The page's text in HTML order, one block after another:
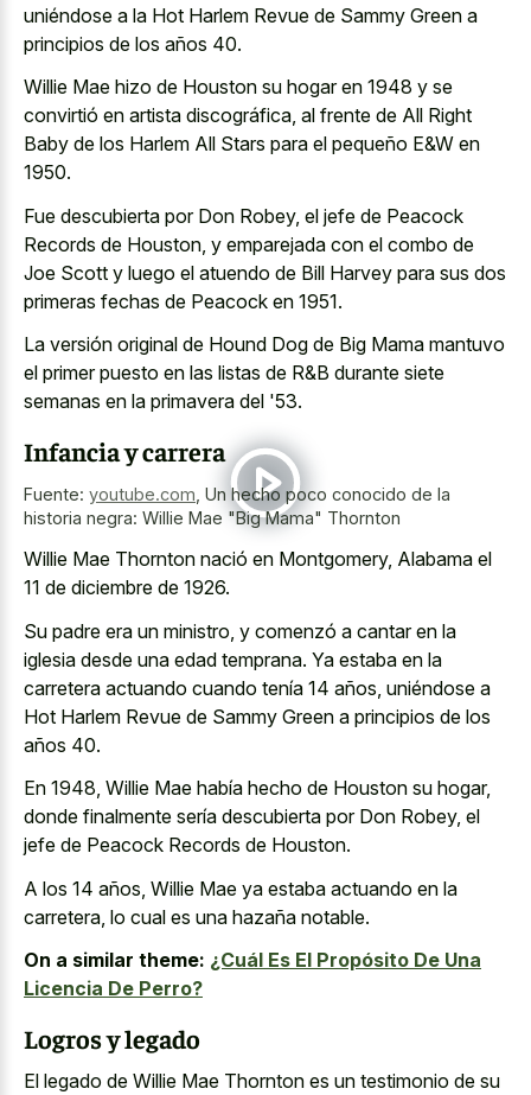
uniéndose a la Hot Harlem Revue de Sammy Green a
principios de los años 40.
Willie Mae hizo de Houston su hogar en 1948 y se
convirtió en artista discográfica, al frente de All Right
Baby de los Harlem All Stars para el pequeño E&W en
1950.
Fue descubierta por Don Robey, el jefe de Peacock
Records de Houston, y emparejada con el combo de
Joe Scott y luego el atuendo de Bill Harvey para sus dos
primeras fechas de Peacock en 1951.
La versión original de Hound Dog de Big Mama mantuvo
el primer puesto en las listas de R&B durante siete
semanas en la primavera del '53.
Infancia y carrera
Fuente: youtube.com Un hecho poco conocido de la
historia negra: Willie Mae "Big Mama" Thornton
Willie Mae Thornton nació en Montgomery, Alabama el
11 de diciembre de 1926.
Su padre era un ministro, y comenzó a cantar en la
iglesia desde una edad temprana. Ya estaba en la
carretera actuando cuando tenía 14 años, uniéndose a
Hot Harlem Revue de Sammy Green a principios de los
años 40.
En 1948, Willie Mae había hecho de Houston su hogar,
donde finalmente sería descubierta por Don Robey, el
jefe de Peacock Records de Houston.
A los 14 años, Willie Mae ya estaba actuando en la
carretera, lo cual es una hazaña notable.
On a similar theme: ¿Cuál Es El Propósito De Una
Licencia De Perro?
Logros y legado
El legado de Willie Mae Thornton es un testimonio de su